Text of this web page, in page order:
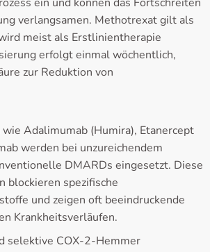
verlangsamen. Methotrexat gilt als
meist als Erstlinientherapie
erfolgt einmal wöchentlich,
zur Reduktion von
Adalimumab (Humira), Etanercept
werden bei unzureichendem
DMARDs eingesetzt. Diese
blockieren spezifische
und zeigen oft beeindruckende
Krankheitsverläufen.
selektive COX-2-Hemmer